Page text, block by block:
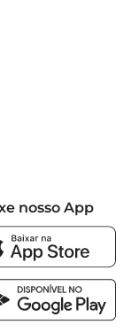
ou outros
de
nosso App